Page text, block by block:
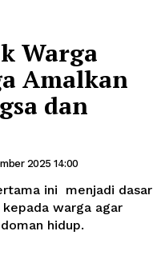
Warga
Amalkan
dan
2025 14:00
ini menjadi dasar
warga agar
hidup.